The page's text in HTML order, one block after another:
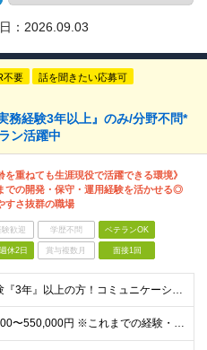
： 2026.09.03
不要 話を聞きたい応募可
務経験3年以上』のみ/分野不問*
ン活躍中
を重ねても生涯現役で活躍できる環境》
での開発・保守・運用経験を活かせる◎
すさ抜群の職場
験歓迎 学歴不問 ベテランOK
休2日 賞与複数月 面接1回
＼＊実務経験『3年』以上の方！コミュニケーション重視の採用＊／ これまでの経験・スキルや日本語力、お持ちの意欲を重視して選考を行います★ ＜＊必須スキル＊＞ 【学歴】高卒以上 【経験】システム開発・
◇月給260,000〜550,000円 ※これまでの経験・能力を考慮して決定します。 ※時間外手当(残業・休日)/通勤手当(上限5万円)は別途支給